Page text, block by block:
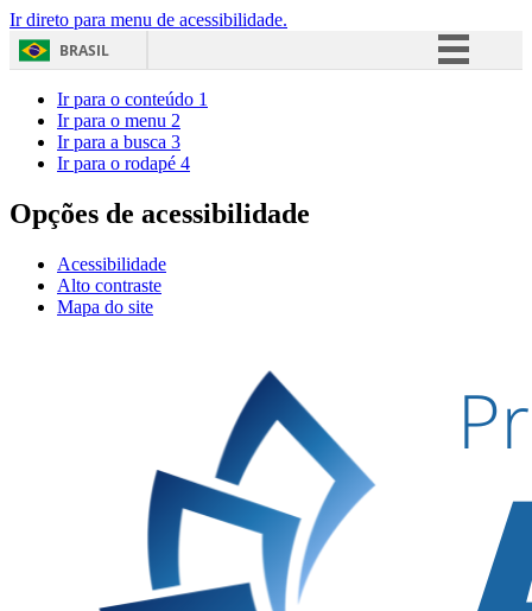
Ir direto para menu de acessibilidade.
BRASIL
Acesso à informação
Ir para o conteúdo 1
Ir para o menu 2
Ir para a busca 3
Ir para o rodapé 4
Opções de acessibilidade
Acessibilidade
Alto contraste
Mapa do site